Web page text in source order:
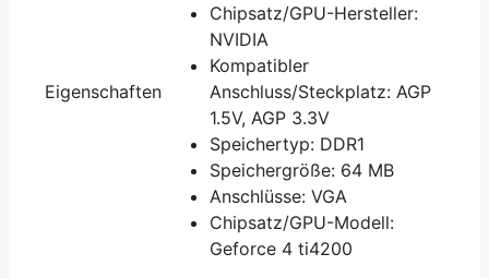
Eigenschaften
Chipsatz/GPU-Hersteller:
NVIDIA
Kompatibler
Anschluss/Steckplatz: AGP
1.5V, AGP 3.3V
Speichertyp: DDR1
Speichergröße: 64 MB
Anschlüsse: VGA
Chipsatz/GPU-Modell:
Geforce 4 ti4200